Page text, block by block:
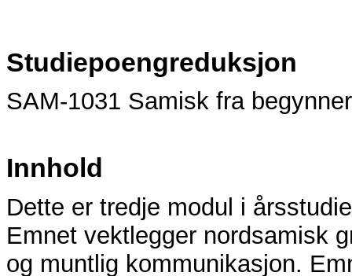
Studiepoengreduksjon
SAM-1031 Samisk fra
Innhold
Dette er tredje modul i
Emnet vektlegger nordsamisk
og muntlig kommunikasjon.